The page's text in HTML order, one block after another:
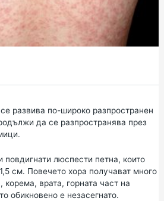
развива по-широко разпространен
да се разпространява през
повдигнати люспести петна, които
см. Повечето хора получават много
корема, врата, горната част на
обикновено е незасегнато.